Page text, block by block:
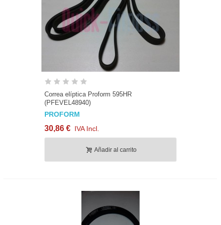
Correa elíptica Proform 595HR
(PFEVEL48940)
PROFORM
30,86 € IVA Incl.
Añadir al carrito